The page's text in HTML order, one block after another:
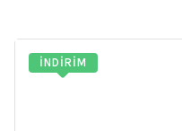
İNDIRIM